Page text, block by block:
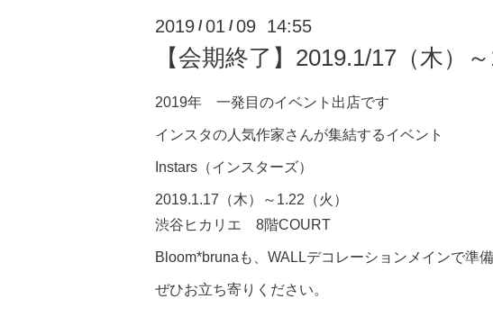
2019 /01 /09 14:55
【会期終了】2019.1/17（木）
2019年 一発目のイベント出店です
インスタの人気作家さんが集結するイベント
Instars（インスターズ）
2019.1.17（木）～1.22（火）
渋谷ヒカリエ 8階COURT
Bloom*brunaも、WALLデコレーションメインで準
ぜひお立ち寄りください。